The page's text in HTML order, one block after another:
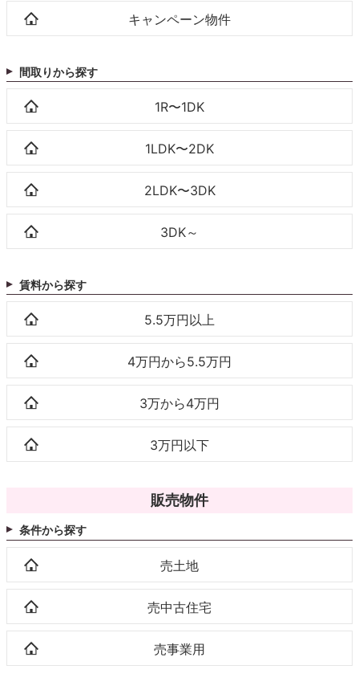
キャンペーン物件
間取りから探す
1R〜1DK
1LDK〜2DK
2LDK〜3DK
3DK～
賃料から探す
5.5万円以上
4万円から5.5万円
3万から4万円
3万円以下
販売物件
条件から探す
売土地
売中古住宅
売事業用